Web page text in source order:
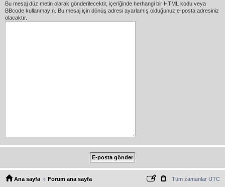
Bu mesaj düz metin olarak gönderilecektir, içeriğinde herhangi bir HTML kodu veya
BBcode kullanmayın. Bu mesaj için dönüş adresi ayarlamış olduğunuz e-posta adresiniz
olacaktır.
Ana sayfa Forum ana sayfa Tüm zamanlar UTC